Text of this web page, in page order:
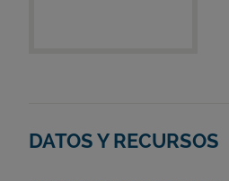
DATOS Y RECURSOS